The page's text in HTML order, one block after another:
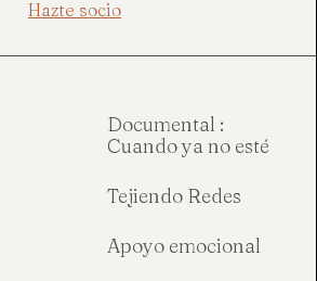
Hazte socio
Documental :
Cuando ya no esté
Tejiendo Redes
Apoyo emocional